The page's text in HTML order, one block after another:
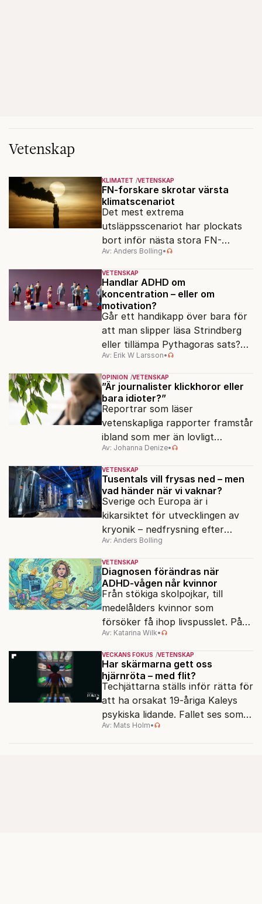
Vetenskap
KLIMATET VETENSKAP
FN-forskare skrotar värsta
klimatscenariot
Det mest extrema
utsläppsscenariot har plockats
bort inför nästa stora FN-
rapport. Därmed överges ett
antagande som i åratal format
både klimatforskning och
larmrubriker.
Av: Anders Bolling•
VETENSKAP
Handlar ADHD om
koncentration – eller om
motivation?
Går ett handikapp över bara för
att man slipper läsa Strindberg
eller tillämpa Pythagoras sats?
En ny studie väcker frågor om
vad ADHD egentligen är.
Av: Erik W Larsson•
OPINION VETENSKAP
”Är journalister klickhoror eller
bara idioter?”
Reportrar som läser
vetenskapliga rapporter framstår
ibland som mer än lovligt
korkade. Fast egentligen är det
kanske ännu värre.
Av: Johanna Denize•
VETENSKAP
Tusentals vill frysas ned – men
vad händer när vi vaknar?
Sverige och Europa är i
kikarsiktet för utvecklingen av
kryonik – nedfrysning efter
döden. Frågan är om det
fungerar.
Av: Anders Bolling
VETENSKAP
Diagnosen förändras när
ADHD-vågen når kvinnor
Från stökiga skolpojkar, till
medelålders kvinnor som
försöker få ihop livspusslet. På
två decennier har ADHD-
diagnosens tillämpning
förändrats.
Av: Katarina Wilk•
VECKANS FOKUS VETENSKAP
Har skärmarna gett oss
hjärnröta – med flit?
Techjättarna ställs inför rätta för
att ha orsakat 19-åriga Kaleys
psykiska lidande. Fallet ses som
ett pilotmål, och sätter fingret
Av: Mats Holm•